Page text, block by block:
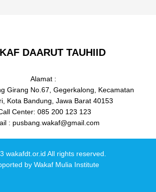
DAARUT TAUHIID
Alamat :
Girang No.67, Gegerkalong, Kecamatan
Kota Bandung, Jawa Barat 40153
Center: 085 200 123 123
: pusbang.wakaf@gmail.com
wakafdt.or.id All rights reserved.
by Wakaf Mulia Institute